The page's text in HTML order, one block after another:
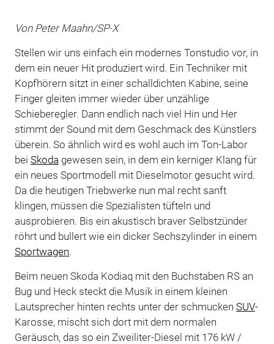
Von Peter Maahn/SP-X
Stellen wir uns einfach ein modernes Tonstudio vor, in
dem ein neuer Hit produziert wird. Ein Techniker mit
Kopfhörern sitzt in einer schalldichten Kabine, seine
Finger gleiten immer wieder über unzählige
Schieberegler. Dann endlich nach viel Hin und Her
stimmt der Sound mit dem Geschmack des Künstlers
überein. So ähnlich wird es wohl auch im Ton-Labor
bei Skoda gewesen sein, in dem ein kerniger Klang für
ein neues Sportmodell mit Dieselmotor gesucht wird.
Da die heutigen Triebwerke nun mal recht sanft
klingen, müssen die Spezialisten tüfteln und
ausprobieren. Bis ein akustisch braver Selbstzünder
röhrt und bullert wie ein dicker Sechszylinder in einem
Sportwagen.
Beim neuen Skoda Kodiaq mit den Buchstaben RS an
Bug und Heck steckt die Musik in einem kleinen
Lautsprecher hinten rechts unter der schmucken SUV-
Karosse, mischt sich dort mit dem normalen
Geräusch, das so ein Zweiliter-Diesel mit 176 kW /